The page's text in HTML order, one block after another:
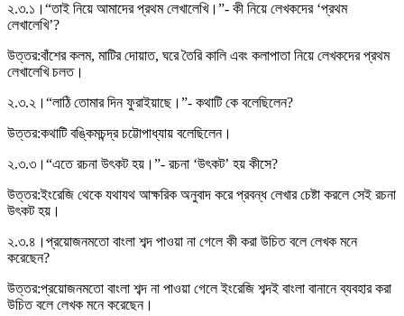
২.৩.১। “তাই নিয়ে আমাদের প্রথম লেখালেখি।”- কী নিয়ে লেখকদের ‘প্রথম
লেখালেখি’?
উত্তর:বাঁশের কলম, মাটির দোয়াত, ঘরে তৈরি কালি এবং কলাপাতা নিয়ে লেখকদের প্রথম
লেখালেখি চলত।
২.৩.২। “লাঠি তােমার দিন ফুরাইয়াছে।”- কথাটি কে বলেছিলেন?
উত্তর:কথাটি বঙ্কিমচন্দ্র চট্টোপাধ্যায় বলেছিলেন।
২.৩.৩। “এতে রচনা উৎকট হয়।”- রচনা ‘উৎকট’ হয় কীসে?
উত্তর:ইংরেজি থেকে যথাযথ আক্ষরিক অনুবাদ করে প্রবন্ধ লেখার চেষ্টা করলে সেই রচনা
উৎকট হয়।
২.৩.৪। প্রয়ােজনমতাে বাংলা শব্দ পাওয়া না গেলে কী করা উচিত বলে লেখক মনে
করেছেন?
উত্তর:প্রয়ােজনমতাে বাংলা শব্দ না পাওয়া গেলে ইংরেজি শব্দই বাংলা বানানে ব্যবহার করা
উচিত বলে লেখক মনে করেছেন।